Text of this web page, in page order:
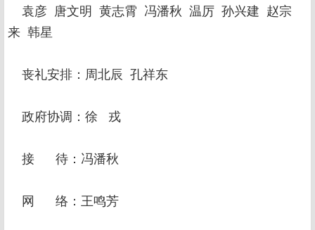
袁彦 唐文明 黄志霄 冯潘秋 温厉 孙兴建 赵宗
来 韩星
丧礼安排：周北辰 孔祥东
政府协调：徐 戎
接 待：冯潘秋
网 络：王鸣芳